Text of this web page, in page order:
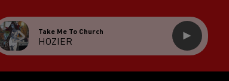
Take Me To Church
HOZIER